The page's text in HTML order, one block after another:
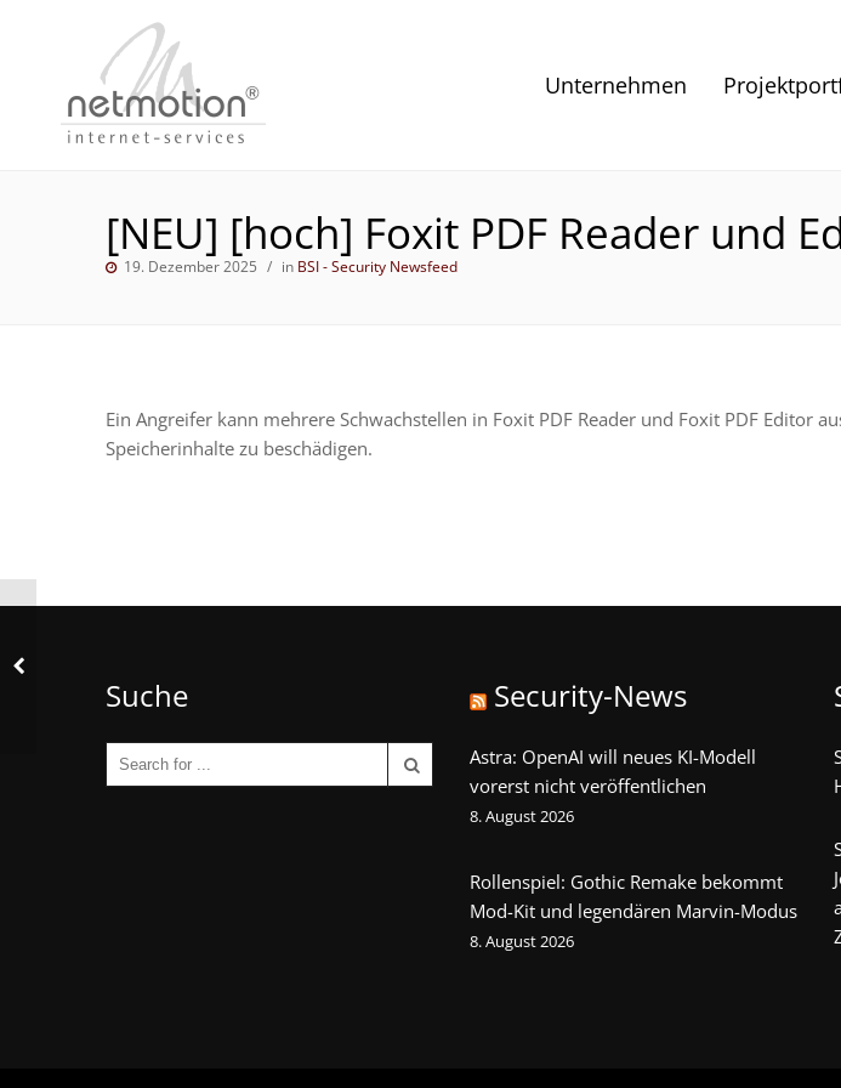
Unternehmen
[NEU] [hoch] Foxit PDF Reader und
19. Dezember 2025 in BSI - Security Newsfeed
Ein Angreifer kann mehrere Schwachstellen in Foxit PDF Reader und Foxit PDF Editor
Speicherinhalte zu beschädigen.
Suche Security-News
Astra: OpenAI will neues KI-Modell
vorerst nicht veröffentlichen
8. August 2026
Rollenspiel: Gothic Remake bekommt
Mod-Kit und legendären Marvin-Modus
8. August 2026